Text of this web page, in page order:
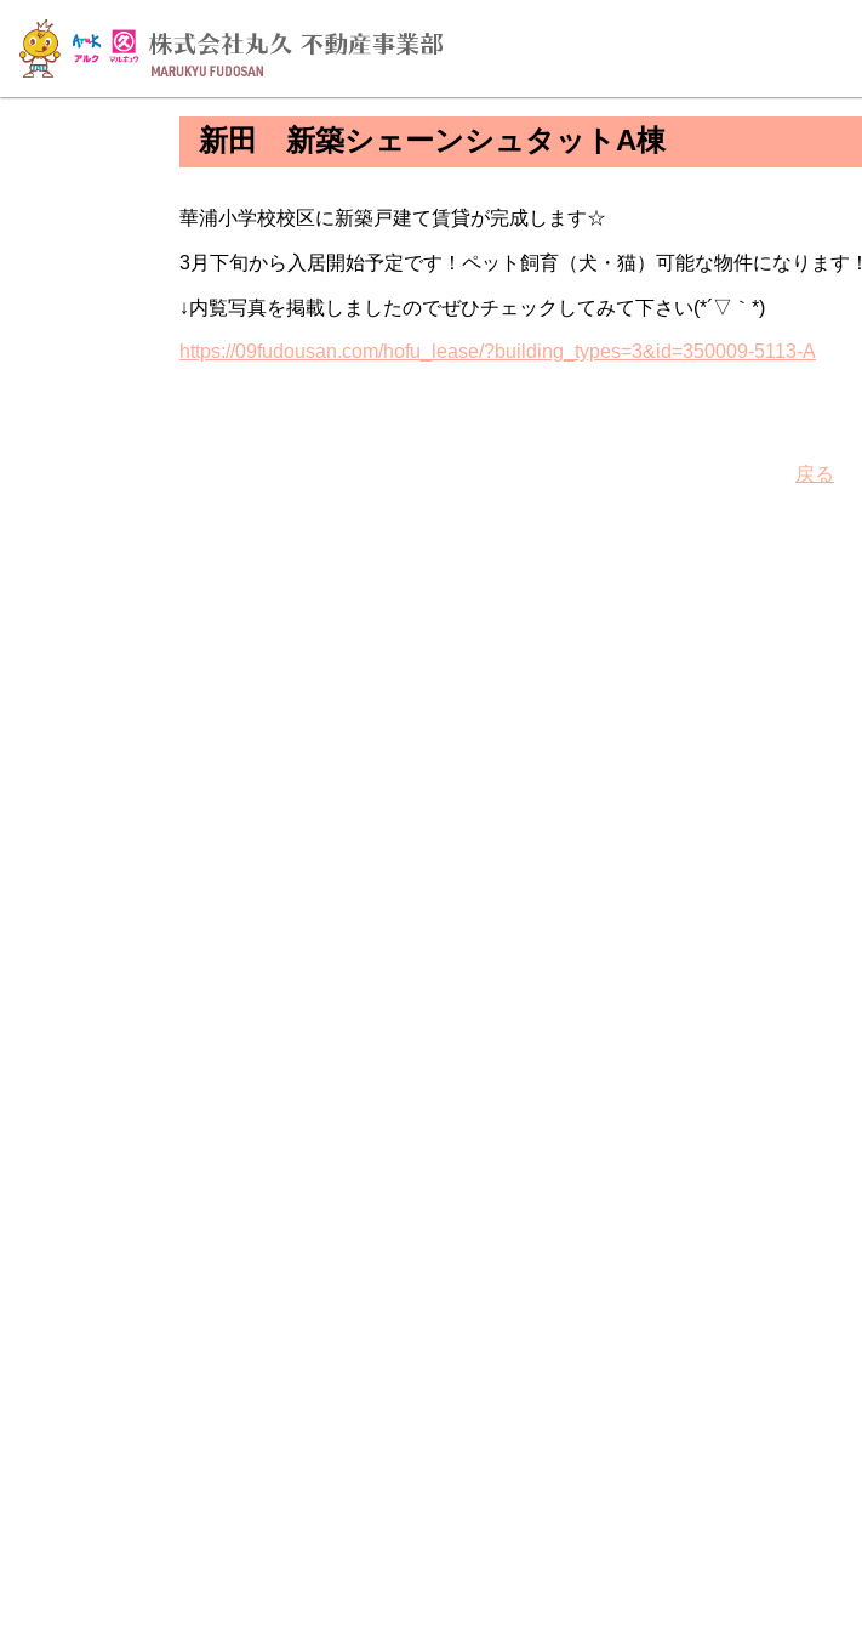
新田 新築シェーンシュタットA棟
華浦小学校校区に新築戸建て賃貸が完成します☆
3月下旬から入居開始予定です！ペット飼育（犬・猫）可能な物件になります！
↓内覧写真を掲載しましたのでぜひチェックしてみて下さい(*´▽｀*)
https://09fudousan.com/hofu_lease/?building_types=3&id=350009-5113-A
戻る